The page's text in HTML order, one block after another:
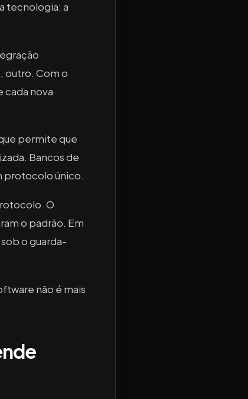
tecnologia: a
outro. Com o
cada nova
permite que
Bancos de
protocolo único.
O
o padrão. Em
o guarda-
não é mais